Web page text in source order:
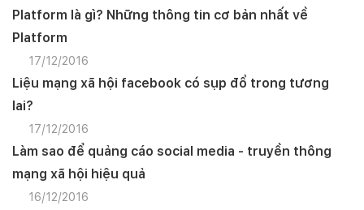
Platform là gì? Những thông tin cơ bản nhất về
Platform
17/12/2016
Liệu mạng xã hội facebook có sụp đổ trong tương
lai?
17/12/2016
Làm sao để quảng cáo social media - truyền thông
mạng xã hội hiệu quả
16/12/2016